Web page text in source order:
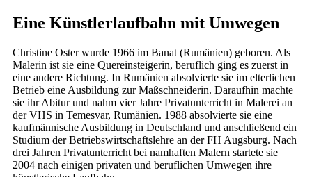
Eine Künstlerlaufbahn mit Umwegen
Christine Oster wurde 1966 im Banat (Rumänien) geboren. Als
Malerin ist sie eine Quereinsteigerin, beruflich ging es zuerst in
eine andere Richtung. In Rumänien absolvierte sie im elterlichen
Betrieb eine Ausbildung zur Maßschneiderin. Daraufhin machte
sie ihr Abitur und nahm vier Jahre Privatunterricht in Malerei an
der VHS in Temesvar, Rumänien. 1988 absolvierte sie eine
kaufmännische Ausbildung in Deutschland und anschließend ein
Studium der Betriebswirtschaftslehre an der FH Augsburg. Nach
drei Jahren Privatunterricht bei namhaften Malern startete sie
2004 nach einigen privaten und beruflichen Umwegen ihre